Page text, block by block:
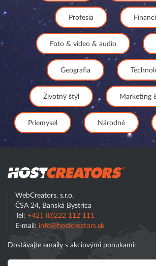
Profesia
Foto & video & audio
Geografia
Životný štýl Marketing
Priemysel Národné
WebCreators, s.r.o.
ČSA 24, Banská Bystrica
Tel: +421 (0)222 112 111
E-mail: info@hostcreators.sk
Dostávajte emaily s akciovými ponukami: